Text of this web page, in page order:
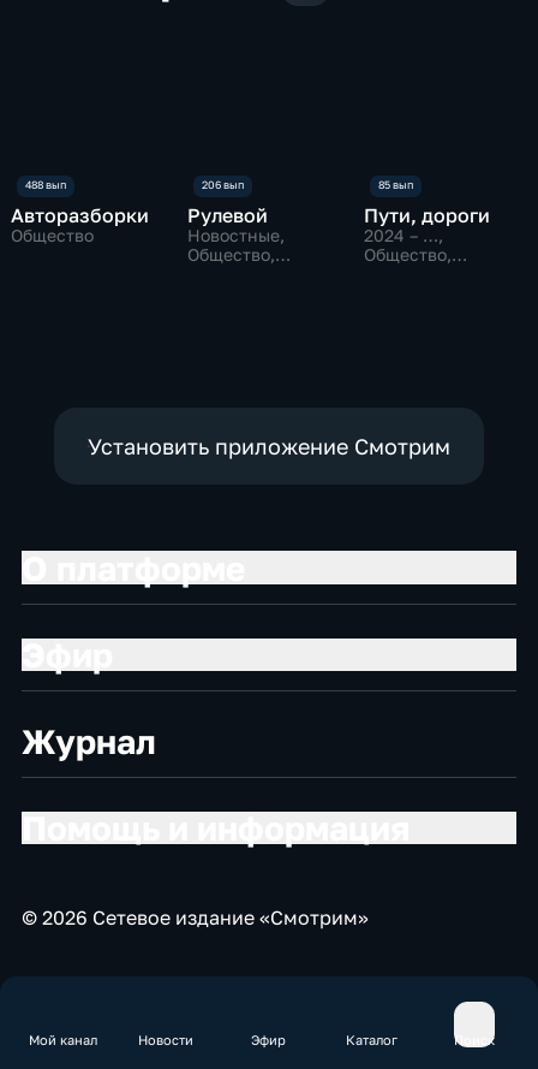
Мой канал Новости Эфир Каталог Поиск
Авторазборки
Общество
Рулевой
Новостные,
Общество,
Пути, дороги
2024 – …,
Общество,
Установить приложение Смотрим
Журнал
© 2026 Сетевое издание «Смотрим»